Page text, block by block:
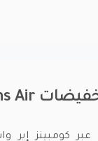
كومبينز